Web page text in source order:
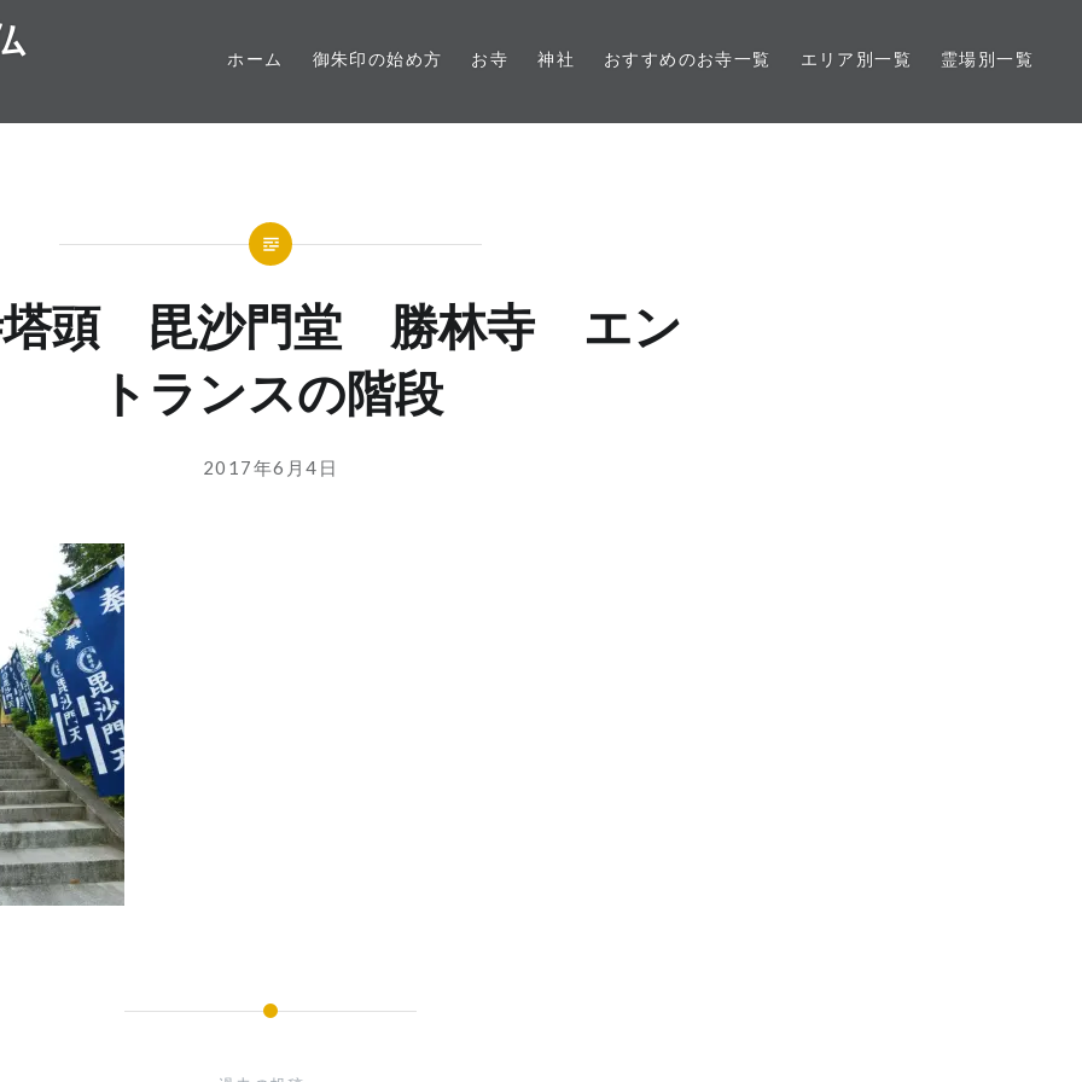
ホーム 御朱印の始め方 お寺 神社 おすすめのお寺一覧 エリア別一覧 霊場別一覧
塔頭 毘沙門堂 勝林寺 エン
トランスの階段
投
投
2017年6月4日